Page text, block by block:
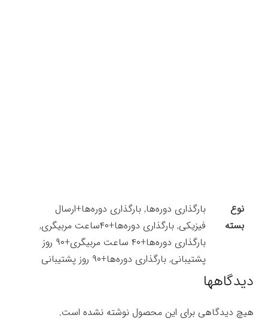
نوع
بسته
بارگذاری دوره‌ها, بارگذاری دوره‌ها+ارسال
فیزیکی, بارگذاری دوره‌ها+۴۰ساعت مربیگری,
بارگذاری دوره‌ها+۴۰ ساعت مربیگری+۹۰ روز
پشتیبانی, بارگذاری دوره‌ها+۹۰ روز پشتیبانی
دیدگاهها
هیچ دیدگاهی برای این محصول نوشته نشده است.